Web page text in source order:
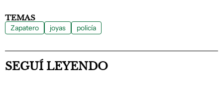
TEMAS
Zapatero joyas policía
SEGUÍ LEYENDO